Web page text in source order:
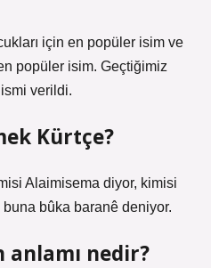
için en popüler isim ve
popüler isim. Geçtiğimiz
verildi.
Kürtçe?
Alaimisema diyor, kimisi
bûka baranê deniyor.
nedir?